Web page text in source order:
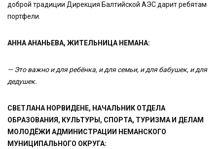
доброй традиции Дирекция Балтийской АЭС дарит ребятам
портфели.
АННА АНАНЬЕВА, ЖИТЕЛЬНИЦА НЕМАНА:
— Это важно и для ребёнка, и для семьи, и для бабушек, и для
дедушек.
СВЕТЛАНА НОРВИДЕНЕ, НАЧАЛЬНИК ОТДЕЛА
ОБРАЗОВАНИЯ, КУЛЬТУРЫ, СПОРТА, ТУРИЗМА И ДЕЛАМ
МОЛОДЁЖИ АДМИНИСТРАЦИИ НЕМАНСКОГО
МУНИЦИПАЛЬНОГО ОКРУГА: